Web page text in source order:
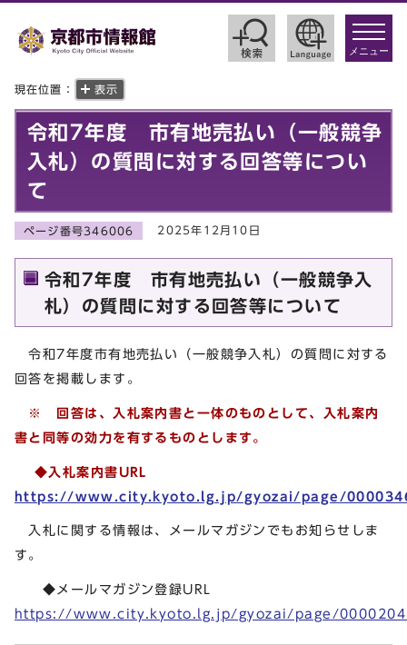
toggle
メニュー
現在位置： 表示
令和7年度 市有地売払い（一般競争
入札）の質問に対する回答等につい
て
ページ番号346006 2025年12月10日
令和7年度 市有地売払い（一般競争入
札）の質問に対する回答等について
令和7年度市有地売払い（一般競争入札）の質問に対する
回答を掲載します。
※ 回答は、入札案内書と一体のものとして、入札案内
書と同等の効力を有するものとします。
◆入札案内書URL
https://www.city.kyoto.lg.jp/gyozai/page/
入札に関する情報は、メールマガジンでもお知らせしま
す。
◆メールマガジン登録URL
https://www.city.kyoto.lg.jp/gyozai/page/